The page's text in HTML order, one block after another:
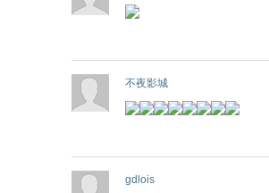
不夜影城
gdlois